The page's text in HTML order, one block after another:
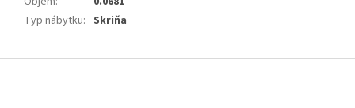
Typ nábytku: Skriňa